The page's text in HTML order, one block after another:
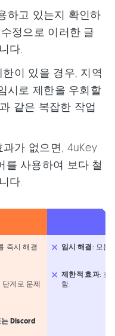
하고 있는지 확인하
정으로 이러한 글
다.
이 있을 경우, 지역
시로 제한을 우회할
같은 복잡한 작업
가 없으면, 4uKey
를 사용하여 보다 철
다.
즉시 해결
계로 문제
Discord
임시 해결: 모든
제한적 효과: 효
함.